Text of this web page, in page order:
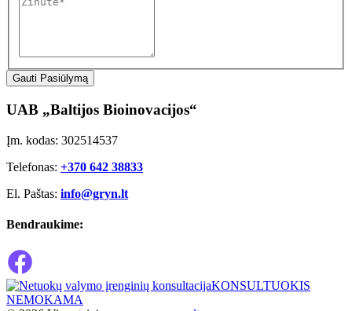
Gauti Pasiūlymą
UAB „Baltijos Bioinovacijos“
Įm. kodas: 302514537
Telefonas: +370 642 38833
El. Paštas: info@gryn.lt
Bendraukime:
KONSULTUOKIS
NEMOKAMA